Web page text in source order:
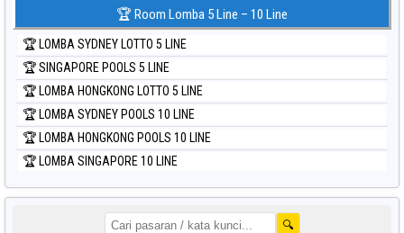
🏆 Room Lomba 5 Line – 10 Line
🏆 LOMBA SYDNEY LOTTO 5 LINE
🏆 SINGAPORE POOLS 5 LINE
🏆 LOMBA HONGKONG LOTTO 5 LINE
🏆 LOMBA SYDNEY POOLS 10 LINE
🏆 LOMBA HONGKONG POOLS 10 LINE
🏆 LOMBA SINGAPORE 10 LINE
🔍